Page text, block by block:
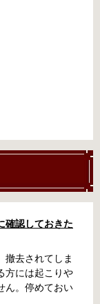
確認しておきた
撤去されてしま
方には起こりや
ん。停めておい